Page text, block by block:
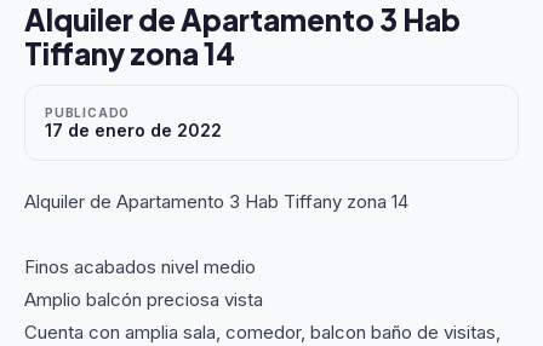
Alquiler de Apartamento 3 Hab
Tiffany zona 14
PUBLICADO
17 de enero de 2022
Alquiler de Apartamento 3 Hab Tiffany zona 14
Finos acabados nivel medio
Amplio balcón preciosa vista
Cuenta con amplia sala, comedor, balcon baño de visitas,